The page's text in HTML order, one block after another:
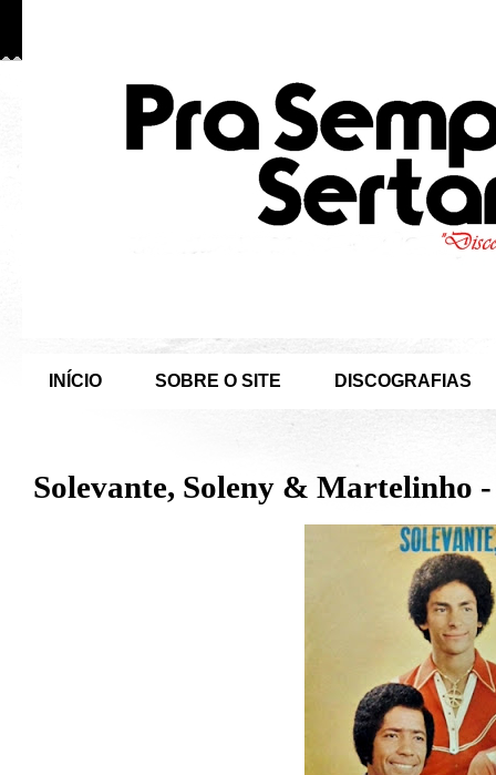
INÍCIO SOBRE O SITE DISCOGRAFIAS
Solevante, Soleny & Martelinho